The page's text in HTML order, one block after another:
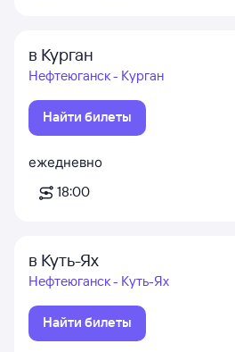
в Курган
Нефтеюганск - Курган
Найти билеты
ежедневно
18:00
в Куть-Ях
Нефтеюганск - Куть-Ях
Найти билеты